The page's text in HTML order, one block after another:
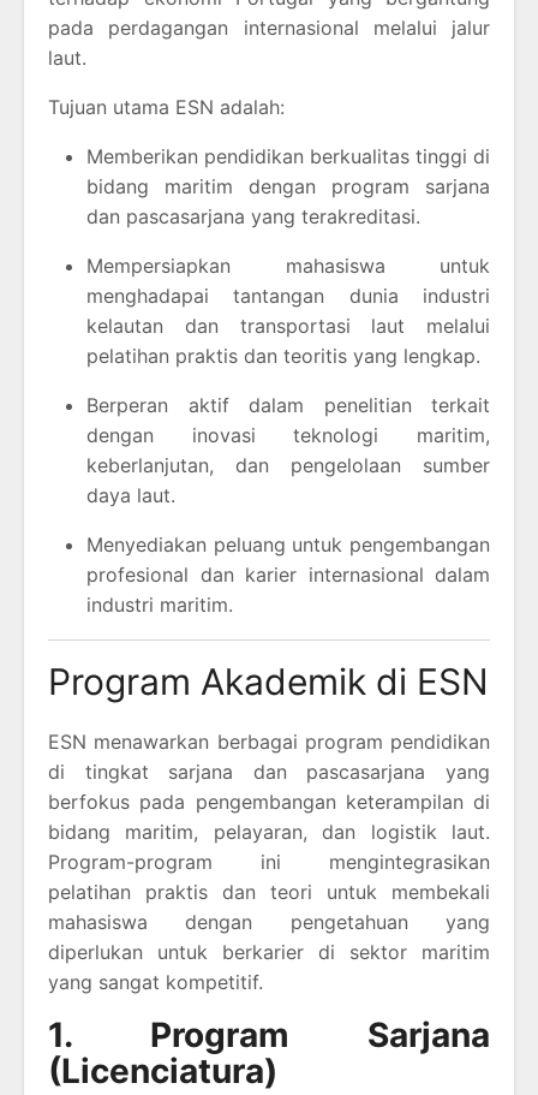
pada perdagangan internasional melalui jalur
laut.
Tujuan utama ESN adalah:
Memberikan pendidikan berkualitas tinggi di
bidang maritim dengan program sarjana
dan pascasarjana yang terakreditasi.
Mempersiapkan mahasiswa untuk
menghadapai tantangan dunia industri
kelautan dan transportasi laut melalui
pelatihan praktis dan teoritis yang lengkap.
Berperan aktif dalam penelitian terkait
dengan inovasi teknologi maritim,
keberlanjutan, dan pengelolaan sumber
daya laut.
Menyediakan peluang untuk pengembangan
profesional dan karier internasional dalam
industri maritim.
Program Akademik di ESN
ESN menawarkan berbagai program pendidikan
di tingkat sarjana dan pascasarjana yang
berfokus pada pengembangan keterampilan di
bidang maritim, pelayaran, dan logistik laut.
Program-program ini mengintegrasikan
pelatihan praktis dan teori untuk membekali
mahasiswa dengan pengetahuan yang
diperlukan untuk berkarier di sektor maritim
yang sangat kompetitif.
1. Program Sarjana
(Licenciatura)